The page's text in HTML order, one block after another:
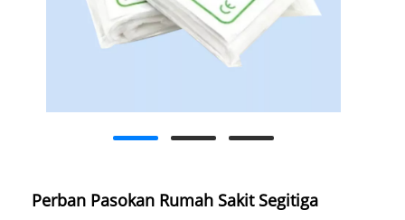
Perban Pasokan Rumah Sakit Segitiga